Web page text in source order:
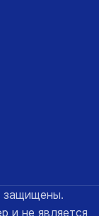
защищены.
и не является